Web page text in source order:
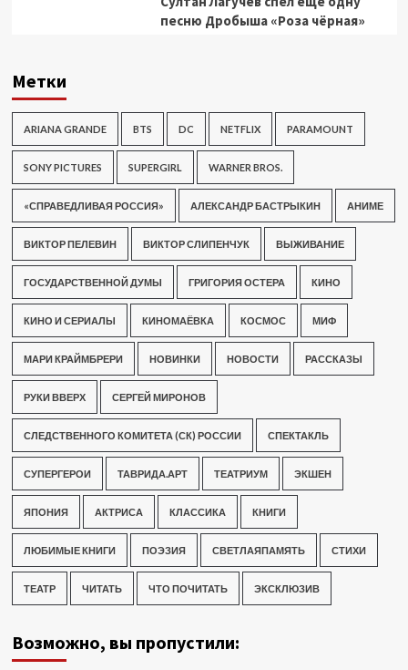
песню Дробыша «Роза чёрная»
Метки
ARIANA GRANDE BTS DC NETFLIX PARAMOUNT
SONY PICTURES SUPERGIRL WARNER BROS.
«СПРАВЕДЛИВАЯ РОССИЯ» АЛЕКСАНДР БАСТРЫКИН АНИМЕ
ВИКТОР ПЕЛЕВИН ВИКТОР СЛИПЕНЧУК ВЫЖИВАНИЕ
ГОСУДАРСТВЕННОЙ ДУМЫ ГРИГОРИЯ ОСТЕРА КИНО
КИНО И СЕРИАЛЫ КИНОМАЁВКА КОСМОС МИФ
МАРИ КРАЙМБРЕРИ НОВИНКИ НОВОСТИ РАССКАЗЫ
РУКИ ВВЕРХ СЕРГЕЙ МИРОНОВ
СЛЕДСТВЕННОГО КОМИТЕТА (СК) РОССИИ СПЕКТАКЛЬ
СУПЕРГЕРОИ ТАВРИДА.АРТ ТЕАТРИУМ ЭКШЕН
ЯПОНИЯ АКТРИСА КЛАССИКА КНИГИ
ЛЮБИМЫЕ КНИГИ ПОЭЗИЯ СВЕТЛАЯПАМЯТЬ СТИХИ
ТЕАТР ЧИТАТЬ ЧТО ПОЧИТАТЬ ЭКСКЛЮЗИВ
Возможно, вы пропустили: